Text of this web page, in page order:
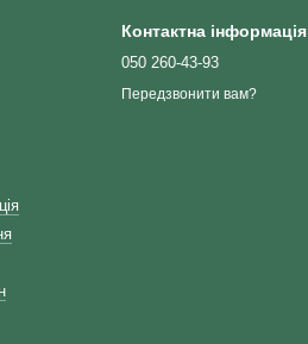
Контактна інформація
050 260-43-93
Передзвонити вам?